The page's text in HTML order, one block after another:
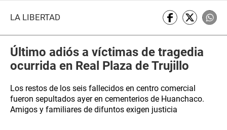
LA LIBERTAD
Último adiós a víctimas de tragedia
ocurrida en Real Plaza de Trujillo
Los restos de los seis fallecidos en centro comercial
fueron sepultados ayer en cementerios de Huanchaco.
Amigos y familiares de difuntos exigen justicia